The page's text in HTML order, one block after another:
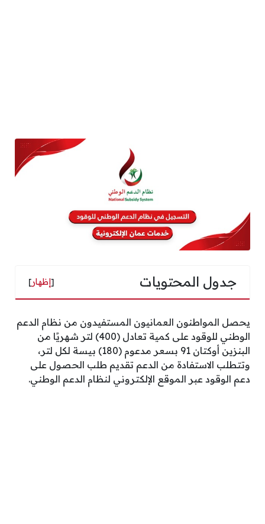
جدول المحتويات [إظهار]
يحصل المواطنون العمانيون المستفيدون من نظام الدعم
الوطني للوقود على كمية تعادل (400) لتر شهريًا من
البنزين أوكتان 91 بسعر مدعوم (180) بيسة لكل لتر،
وتتطلب الاستفادة من الدعم تقديم طلب الحصول على
دعم الوقود عبر الموقع الإلكتروني لنظام الدعم الوطني.